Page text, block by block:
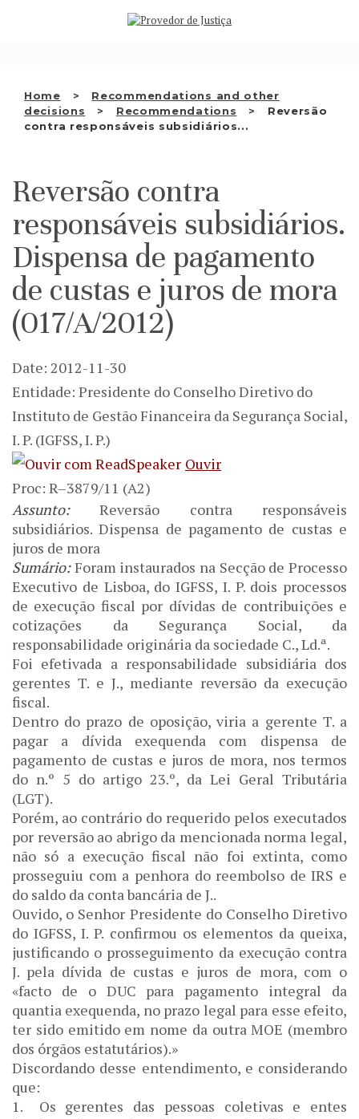
Home
Recommendations and other
decisions
Recommendations
Reversão
contra responsáveis subsidiários...
WHO WE ARE
INSTITUTION
EN
Reversão contra
responsáveis subsidiários.
Dispensa de pagamento
de custas e juros de mora
(017/A/2012)
Date: 2012-11-30
Entidade: Presidente do Conselho Diretivo do
Instituto de Gestão Financeira da Segurança Social,
I. P. (IGFSS, I. P.)
Ouvir
Proc: R–3879/11 (A2)
Assunto:Reversão contra responsáveis
subsidiários. Dispensa de pagamento de custas e
juros de mora
Sumário:Foram instaurados na Secção de Processo
Executivo de Lisboa, do IGFSS, I. P. dois processos
de execução fiscal por dívidas de contribuições e
cotizações da Segurança Social, da
responsabilidade originária da sociedade C., Ld.ª.
Foi efetivada a responsabilidade subsidiária dos
gerentes T. e J., mediante reversão da execução
fiscal.
Dentro do prazo de oposição, viria a gerente T. a
pagar a dívida exequenda com dispensa de
pagamento de custas e juros de mora, nos termos
do n.º 5 do artigo 23.º, da Lei Geral Tributária
(LGT).
Porém, ao contrário do requerido pelos executados
por reversão ao abrigo da mencionada norma legal,
não só a execução fiscal não foi extinta, como
prosseguiu com a penhora do reembolso de IRS e
do saldo da conta bancária de J..
Ouvido, o Senhor Presidente do Conselho Diretivo
do IGFSS, I. P. confirmou os elementos da queixa,
justificando o prosseguimento da execução contra
J. pela dívida de custas e juros de mora, com o
«facto de o DUC para pagamento integral da
quantia exequenda, no prazo legal para esse efeito,
ter sido emitido em nome da outra MOE (membro
dos órgãos estatutários).»
Discordando desse entendimento, e considerando
que:
1.
Os gerentes das pessoas coletivas e entes